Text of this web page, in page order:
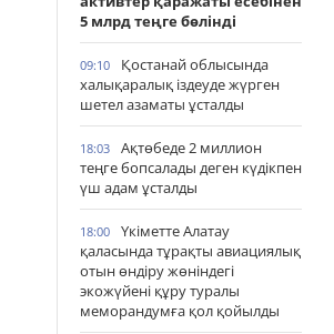
5 млрд теңге бөлінді
09:10
Қостанай облысында
халықаралық іздеуде жүрген
шетел азаматы ұсталды
18:03
Ақтөбеде 2 миллион
теңге бопсалады деген күдікпен
үш адам ұсталды
18:00
Үкіметте Алатау
қаласында тұрақты авиациялық
отын өндіру жөніндегі
экожүйені құру туралы
меморандумға қол қойылды